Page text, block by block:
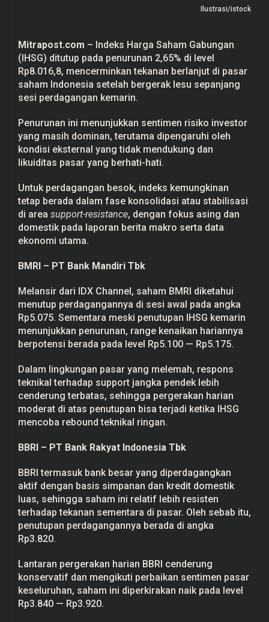
S
a
h
a
m
I
n
i
i
r
o
e
s
i
k
a
n
A
u
u
k
T
r
a
i
Ilustrasi/istock
Mitrapost.com – Indeks Harga Saham Gabungan
(IHSG) ditutup pada penurunan 2,65% di level
Rp8.016,8, mencerminkan tekanan berlanjut di pasar
saham Indonesia setelah bergerak lesu sepanjang
sesi perdagangan kemarin.
Penurunan ini menunjukkan sentimen risiko investor
yang masih dominan, terutama dipengaruhi oleh
kondisi eksternal yang tidak mendukung dan
likuiditas pasar yang berhati-hati.
Untuk perdagangan besok, indeks kemungkinan
tetap berada dalam fase konsolidasi atau stabilisasi
di area support-resistance, dengan fokus asing dan
domestik pada laporan berita makro serta data
ekonomi utama.
BMRI – PT Bank Mandiri Tbk
Melansir dari IDX Channel, saham BMRI diketahui
menutup perdagangannya di sesi awal pada angka
Rp5.075. Sementara meski penutupan IHSG kemarin
menunjukkan penurunan, range kenaikan hariannya
berpotensi berada pada level Rp5.100 — Rp5.175.
Dalam lingkungan pasar yang melemah, respons
teknikal terhadap support jangka pendek lebih
cenderung terbatas, sehingga pergerakan harian
moderat di atas penutupan bisa terjadi ketika IHSG
mencoba rebound teknikal ringan.
BBRI – PT Bank Rakyat Indonesia Tbk
BBRI termasuk bank besar yang diperdagangkan
aktif dengan basis simpanan dan kredit domestik
luas, sehingga saham ini relatif lebih resisten
terhadap tekanan sementara di pasar. Oleh sebab itu,
penutupan perdagangannya berada di angka
Rp3.820.
Lantaran pergerakan harian BBRI cenderung
konservatif dan mengikuti perbaikan sentimen pasar
keseluruhan, saham ini diperkirakan naik pada level
Rp3.840 — Rp3.920.